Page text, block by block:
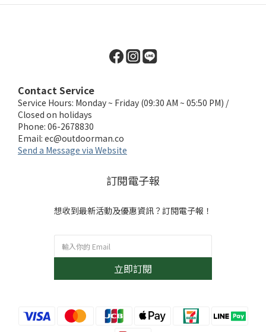
Contact Service
Service Hours: Monday ~ Friday (09:30 AM ~ 05:50 PM) /
Closed on holidays
Phone: 06-2678830
Email: ec@outdoorman.co
Send a Message via Website
訂閱電子報
想收到最新活動及優惠資訊？訂閱電子報！
立即訂閱